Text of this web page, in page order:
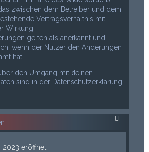
zwischen dem Betreiber und dem
Vertragsverhältnis mit
Wirkung.
gelten als anerkannt und
wenn der Nutzer den Änderungen
hat.
den Umgang mit deinen
sind in der Datenschutzerklärung
2023 eröffnet: